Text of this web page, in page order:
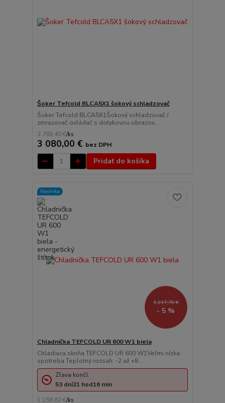
Šoker Tefcold BLCA5X1 šokový schladzovač
Šoker Tefcold BLCA5X1Šokový schladzovač /
zmrazovač ovládač s dotykovou obrazov...
3 788,40 €/ks
3 080,00 € bez DPH
Pridať do košíka
Novinka
1 217,70 €
- 5 %
Chladnička TEFCOLD UR 600 W1 biela
Chladiaca skriňa TEFCOLD UR 600 W1Veľmi nízka
spotreba Teplotný rozsah: -2 až +8...
1 156,82 €/ks
Zľava končí:
53 dní21 hod16 min